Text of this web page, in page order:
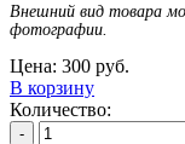
Внешний вид товара
фотографии.
Цена: 300 руб.
В корзину
Количество:
-